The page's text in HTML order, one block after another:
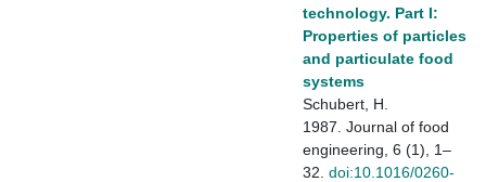
technology. Part I:
Properties of particles
and particulate food
systems
Schubert, H.
1987. Journal of food
engineering, 6 (1), 1–
32. doi:10.1016/0260-